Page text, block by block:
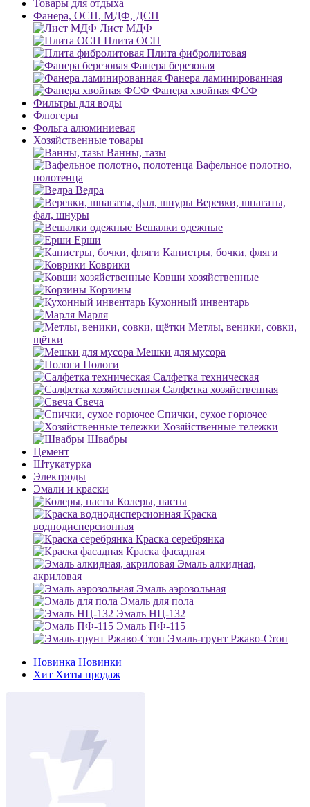
Товары для отдыха
Фанера, ОСП, МДФ, ДСП
Лист МДФ
Плита ОСП
Плита фибролитовая
Фанера березовая
Фанера ламинированная
Фанера хвойная ФСФ
Фильтры для воды
Флюгеры
Фольга алюминиевая
Хозяйственные товары
Ванны, тазы
Вафельное полотно,
полотенца
Ведра
Веревки, шпагаты,
фал, шнуры
Вешалки одежные
Ерши
Канистры, бочки, фляги
Коврики
Ковши хозяйственные
Корзины
Кухонный инвентарь
Марля
Метлы, веники, совки,
щётки
Мешки для мусора
Пологи
Салфетка техническая
Салфетка хозяйственная
Свеча
Спички, сухое горючее
Хозяйственные тележки
Швабры
Цемент
Штукатурка
Электроды
Эмали и краски
Колеры, пасты
Краска
воднодисперсионная
Краска серебрянка
Краска фасадная
Эмаль алкидная,
акриловая
Эмаль аэрозольная
Эмаль для пола
Эмаль НЦ-132
Эмаль ПФ-115
Эмаль-грунт Ржаво-Стоп
Новинка Новинки
Хит Хиты продаж